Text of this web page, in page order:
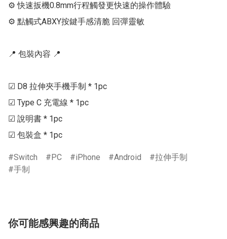
⚙ 快速扳機0.8mm行程觸發更快速的操作體驗
⚙ 點觸式ABXY按鍵手感清脆 回彈靈敏
📍 包裝內容 📍
☑ D8 拉伸夾手機手制 * 1pc
☑ Type C 充電線 * 1pc
☑ 說明書 * 1pc
☑ 包裝盒 * 1pc
Switch PC iPhone Android
拉伸手制
手制
你可能感興趣的商品